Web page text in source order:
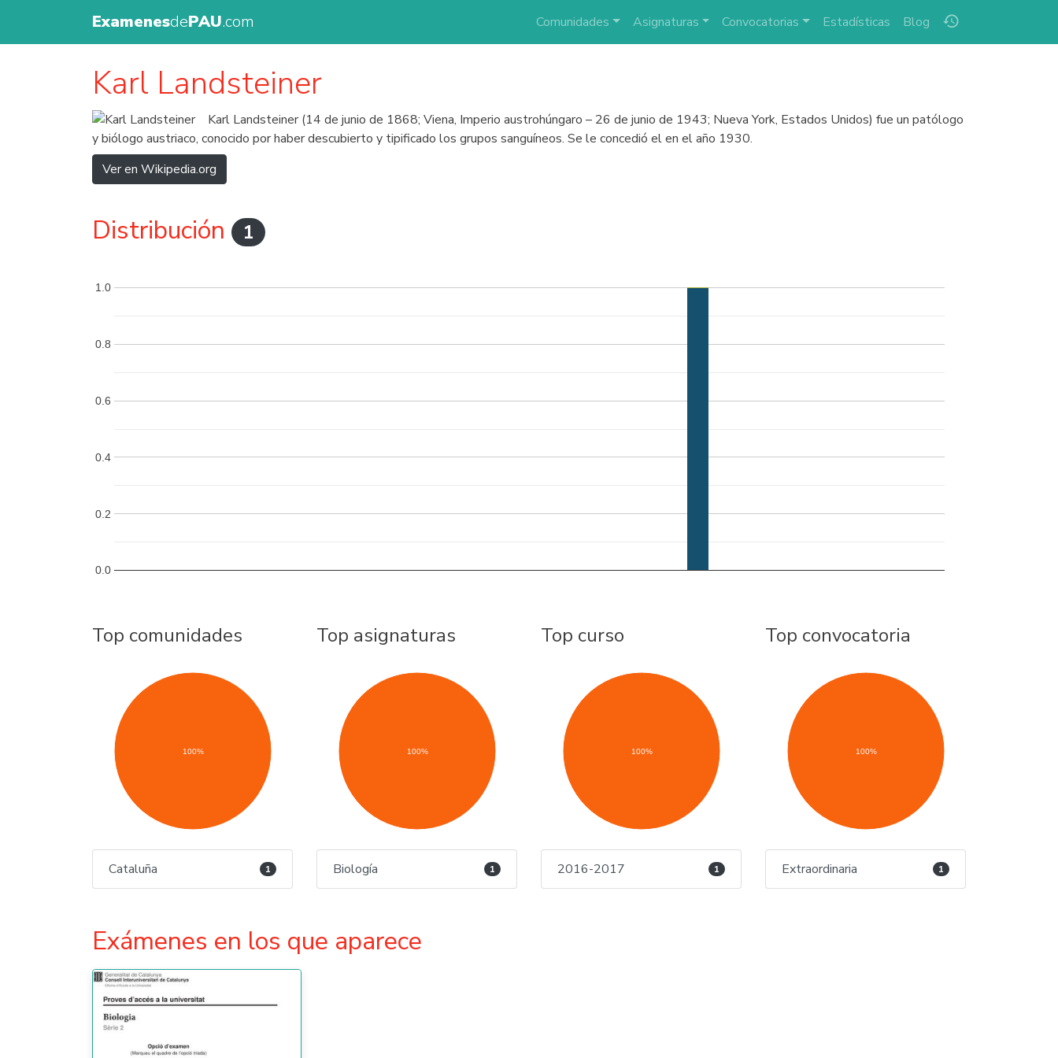
ExamenesdePAU.com history
Comunidades Asignaturas Convocatorias Estadísticas Blog
Karl Landsteiner
Karl Landsteiner (14 de junio de 1868; Viena, Imperio austrohúngaro – 26 de junio de 1943; Nueva York, Estados Unidos) fue un patólogo
y biólogo austriaco, conocido por haber descubierto y tipificado los grupos sanguíneos. Se le concedió el en el año 1930.
Ver en Wikipedia.org
Distribución 1
0.0
0.2
0.4
0.6
0.8
1.0
Top comunidades
100%
Cataluña 1
Top asignaturas
100%
Biología 1
Top curso
100%
2016-2017 1
Top convocatoria
100%
Extraordinaria 1
Exámenes en los que aparece